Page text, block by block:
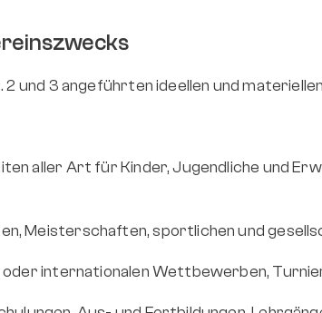
s
2 und 3 angeführten ideellen und
aller Art für Kinder, Jugendliche und
Meisterschaften, sportlichen und
oder internationalen Wettbewerben,